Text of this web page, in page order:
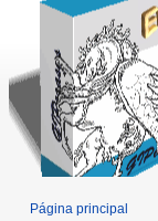
Página principal